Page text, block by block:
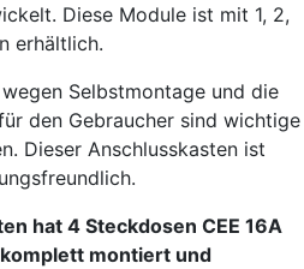
Diese Module ist mit 1, 2,
erhältlich.
Selbstmontage und die
den Gebraucher sind wichtige
Dieser Anschlusskasten ist
hat 4 Steckdosen CEE 16A
montiert und